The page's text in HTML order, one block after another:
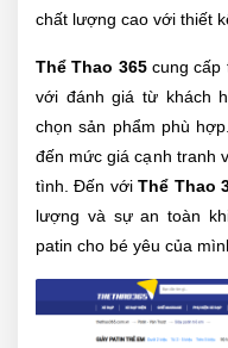
chất lượng cao với thiết
Thể Thao 365cung cấp
với đánh giá từ khách
chọn sản phẩm phù
đến mức giá cạnh tranh
tình. Đến vớiThể Thao
lượng và sự an toàn
patin cho bé yêu của